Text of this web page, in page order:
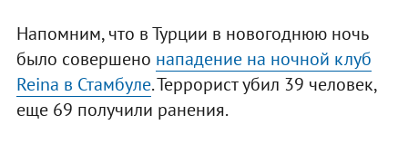
Напомним, что в Турции в новогоднюю ночь
было совершено нападение на ночной клуб
Reina в Стамбуле. Террорист убил 39 человек,
еще 69 получили ранения.